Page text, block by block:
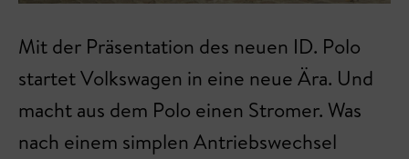
Mit der Präsentation des neuen ID. Polo
startet Volkswagen in eine neue Ära. Und
macht aus dem Polo einen Stromer. Was
nach einem simplen Antriebswechsel